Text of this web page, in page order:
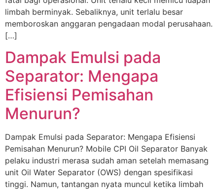
limbah berminyak. Sebaliknya, unit terlalu besar
memboroskan anggaran pengadaan modal perusahaan.
[…]
Dampak Emulsi pada
Separator: Mengapa
Efisiensi Pemisahan
Menurun?
Dampak Emulsi pada Separator: Mengapa Efisiensi
Pemisahan Menurun? Mobile CPI Oil Separator Banyak
pelaku industri merasa sudah aman setelah memasang
unit Oil Water Separator (OWS) dengan spesifikasi
tinggi. Namun, tantangan nyata muncul ketika limbah